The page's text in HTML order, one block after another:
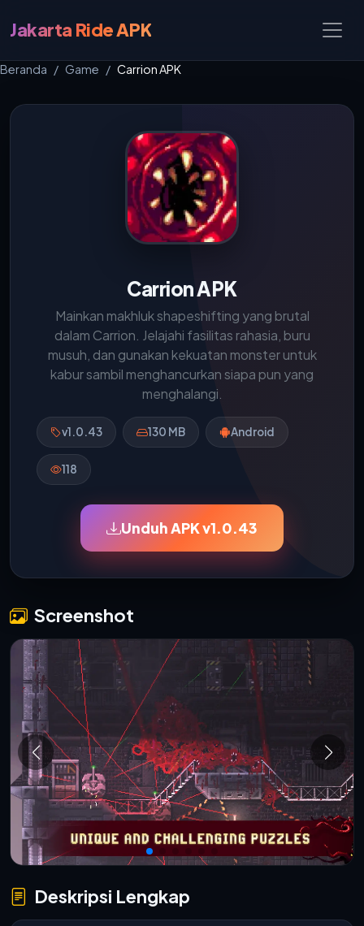
Jakarta Ride APK
Beranda Game Carrion APK
Carrion APK
Mainkan makhluk shapeshifting yang brutal
dalam Carrion. Jelajahi fasilitas rahasia, buru
musuh, dan gunakan kekuatan monster untuk
kabur sambil menghancurkan siapa pun yang
menghalangi.
v1.0.43 130 MB Android
118
Unduh APK v1.0.43
Screenshot
Deskripsi Lengkap